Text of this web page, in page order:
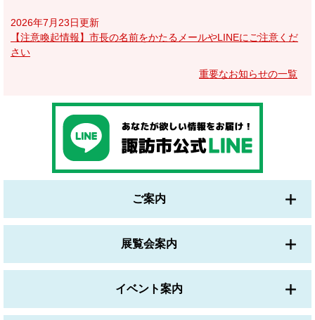
2026年7月23日更新
【注意喚起情報】市長の名前をかたるメールやLINEにご注意くだ
さい
重要なお知らせの一覧
ご案内
展覧会案内
イベント案内